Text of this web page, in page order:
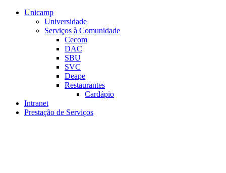
Conteúdo principal
Unicamp
Universidade
Serviços à Comunidade
Cecom
DAC
SBU
SVC
Deape
Restaurantes
Cardápio
Intranet
Prestação de Serviços